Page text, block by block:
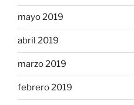
mayo 2019
abril 2019
marzo 2019
febrero 2019